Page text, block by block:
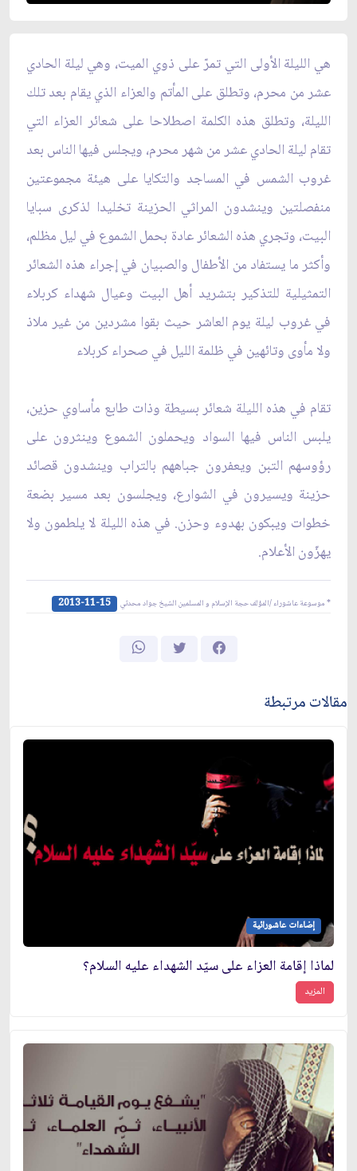
هي الليلة الأولى التي تمرّ على ذوي الميت، وهي ليلة الحادي
عشر من محرم، وتطلق على المأتم والعزاء الذي يقام بعد تلك
الليلة، وتطلق هذه الكلمة اصطلاحا على شعائر العزاء التي
تقام ليلة الحادي عشر من شهر محرم، ويجلس فيها الناس بعد
غروب الشمس في المساجد والتكايا على هيئة مجموعتين
منفصلتين وينشدون المراثي الحزينة تخليدا لذكرى سبايا
البيت، وتجري هذه الشعائر عادة بحمل الشموع في ليل مظلم،
وأكثر ما يستفاد من الأطفال والصبيان في إجراء هذه الشعائر
التمثيلية للتذكير بتشريد أهل البيت وعيال شهداء كربلاء
في غروب ليلة يوم العاشر حيث بقوا مشردين من غير ملاذ
ولا مأوى وتائهين في ظلمة الليل في صحراء كربلاء
تقام في هذه الليلة شعائر بسيطة وذات طابع مأساوي حزين،
يلبس الناس فيها السواد ويحملون الشموع وينثرون على
رؤوسهم التبن ويعفرون جباههم بالتراب وينشدون قصائد
حزينة ويسيرون في الشوارع، ويجلسون بعد مسير بضعة
خطوات ويبكون بهدوء وحزن. في هذه الليلة لا يلطمون ولا
يهزّون الأعلام.
* موسوعة عاشوراء /المؤلف حجة الإسلام و المسلمين الشيخ جواد محدثي 2013-11-15
مقالات مرتبطة
إضاءات عاشورائية
لماذا إقامة العزاء على سيّد الشهداء عليه السلام؟
المزيد